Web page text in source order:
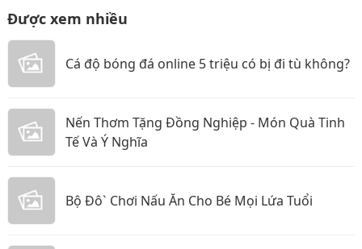
Được xem nhiều
Cá độ bóng đá online 5 triệu có bị đi tù không?
Nến Thơm Tặng Đồng Nghiệp - Món Quà Tinh
Tế Và Ý Nghĩa
Bộ Đô` Chơi Nấu Ăn Cho Bé Mọi Lứa Tuổi